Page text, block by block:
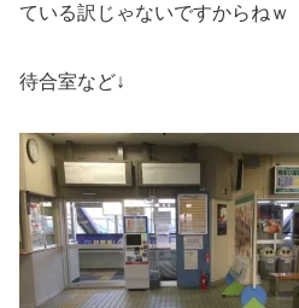
ている訳じゃないですからねｗ
待合室など↓